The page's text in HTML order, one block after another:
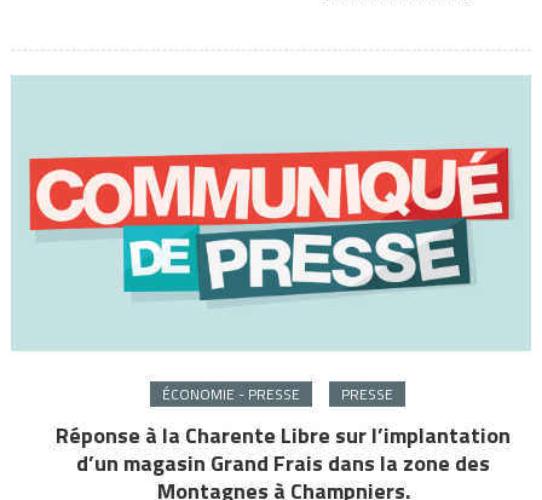
ÉCONOMIE - PRESSE PRESSE
Réponse à la Charente Libre sur l’implantation
d’un magasin Grand Frais dans la zone des
Montagnes à Champniers.